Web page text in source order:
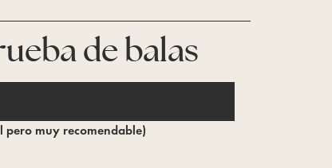
de balas
pero muy recomendable)